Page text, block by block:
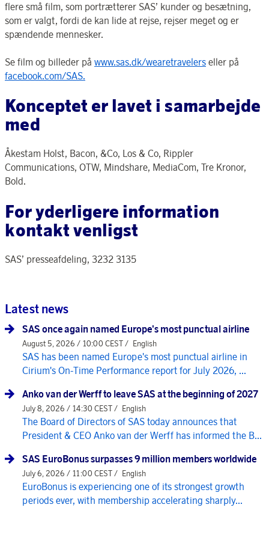
flere små film, som portrætterer SAS’ kunder og besætning,
som er valgt, fordi de kan lide at rejse, rejser meget og er
spændende mennesker.
Se film og billeder på www.sas.dk/wearetravelers eller på
facebook.com/SAS.
Konceptet er lavet i samarbejde
med
Åkestam Holst, Bacon, &Co, Los & Co, Rippler
Communications, OTW, Mindshare, MediaCom, Tre Kronor,
Bold.
For yderligere information
kontakt venligst
SAS’ presseafdeling, 3232 3135
Latest news
SAS once again named Europe's most punctual airline
August 5, 2026 / 10:00 CEST / English
SAS has been named Europe's most punctual airline in
Cirium's On-Time Performance report for July 2026, ...
Anko van der Werff to leave SAS at the beginning of 2027
July 8, 2026 / 14:30 CEST / English
The Board of Directors of SAS today announces that
President & CEO Anko van der Werff has informed the B...
SAS EuroBonus surpasses 9 million members worldwide
July 6, 2026 / 11:00 CEST / English
EuroBonus is experiencing one of its strongest growth
periods ever, with membership accelerating sharply...